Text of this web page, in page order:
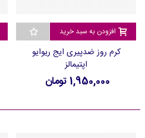
افزودن به سبد خرید
کرم روز ضدپیری ایج ریوایو
اپتیمالز
1,950,000 تومان